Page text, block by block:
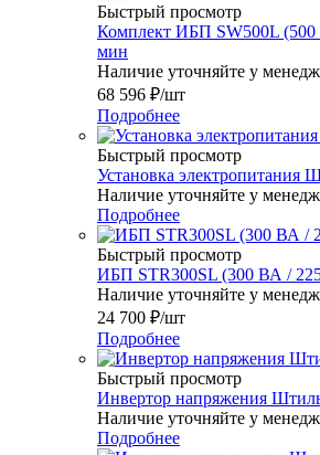
Быстрый просмотр
Комплект ИБП SW500L
мин
Наличие уточняйте у
68 596 ₽/шт
Подробнее
Быстрый просмотр
Установка электропитания
Наличие уточняйте у
Подробнее
Быстрый просмотр
ИБП STR300SL (300 ВА /
Наличие уточняйте у
24 700 ₽/шт
Подробнее
Быстрый просмотр
Инвертор напряжения
Наличие уточняйте у
Подробнее